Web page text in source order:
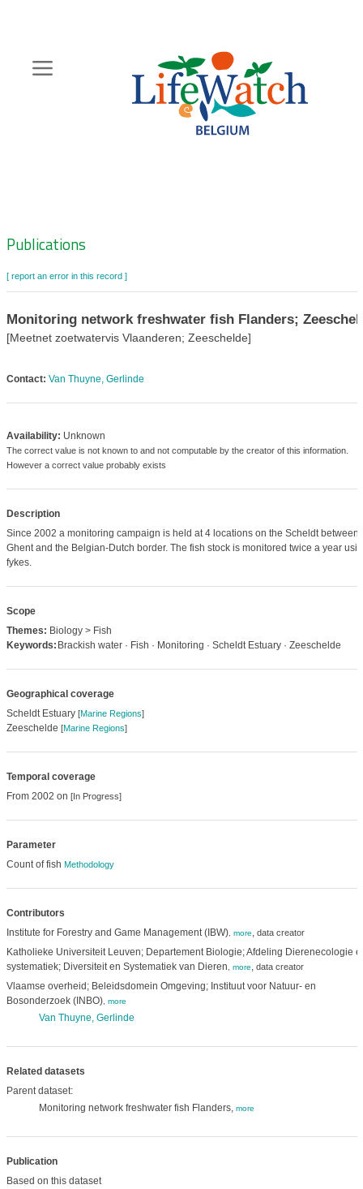
content
Zoeknavigatie
Publications
[ report an error in this record ]
Monitoring network freshwater fish Flanders;
[Meetnet zoetwatervis Vlaanderen; Zeeschelde]
Contact: Van Thuyne, Gerlinde
Availability: Unknown
The correct value is not known to and not computable by the creator of this information.
However a correct value probably exists
Description
Since 2002 a monitoring campaign is held at 4 locations on the Scheldt between
Ghent and the Belgian-Dutch border. The fish stock is monitored twice a year
fykes.
Scope
Themes: Biology > Fish
Keywords: Brackish water · Fish · Monitoring · Scheldt Estuary · Zeeschelde
Geographical coverage
Scheldt Estuary [Marine Regions]
Zeeschelde [Marine Regions]
Temporal coverage
From 2002 on [In Progress]
Parameter
Count of fish Methodology
Contributors
Institute for Forestry and Game Management (IBW), more, data creator
Katholieke Universiteit Leuven; Departement Biologie; Afdeling Dierenecologie
systematiek; Diversiteit en Systematiek van Dieren
more, data creator
Vlaamse overheid; Beleidsdomein Omgeving; Instituut voor Natuur- en
Bosonderzoek (INBO), more
Van Thuyne, Gerlinde
Related datasets
Parent dataset:
Monitoring network freshwater fish Flanders, more
Publication
Based on this dataset